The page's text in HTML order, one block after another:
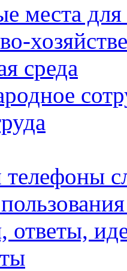
места
среда
телефоны
ответы,